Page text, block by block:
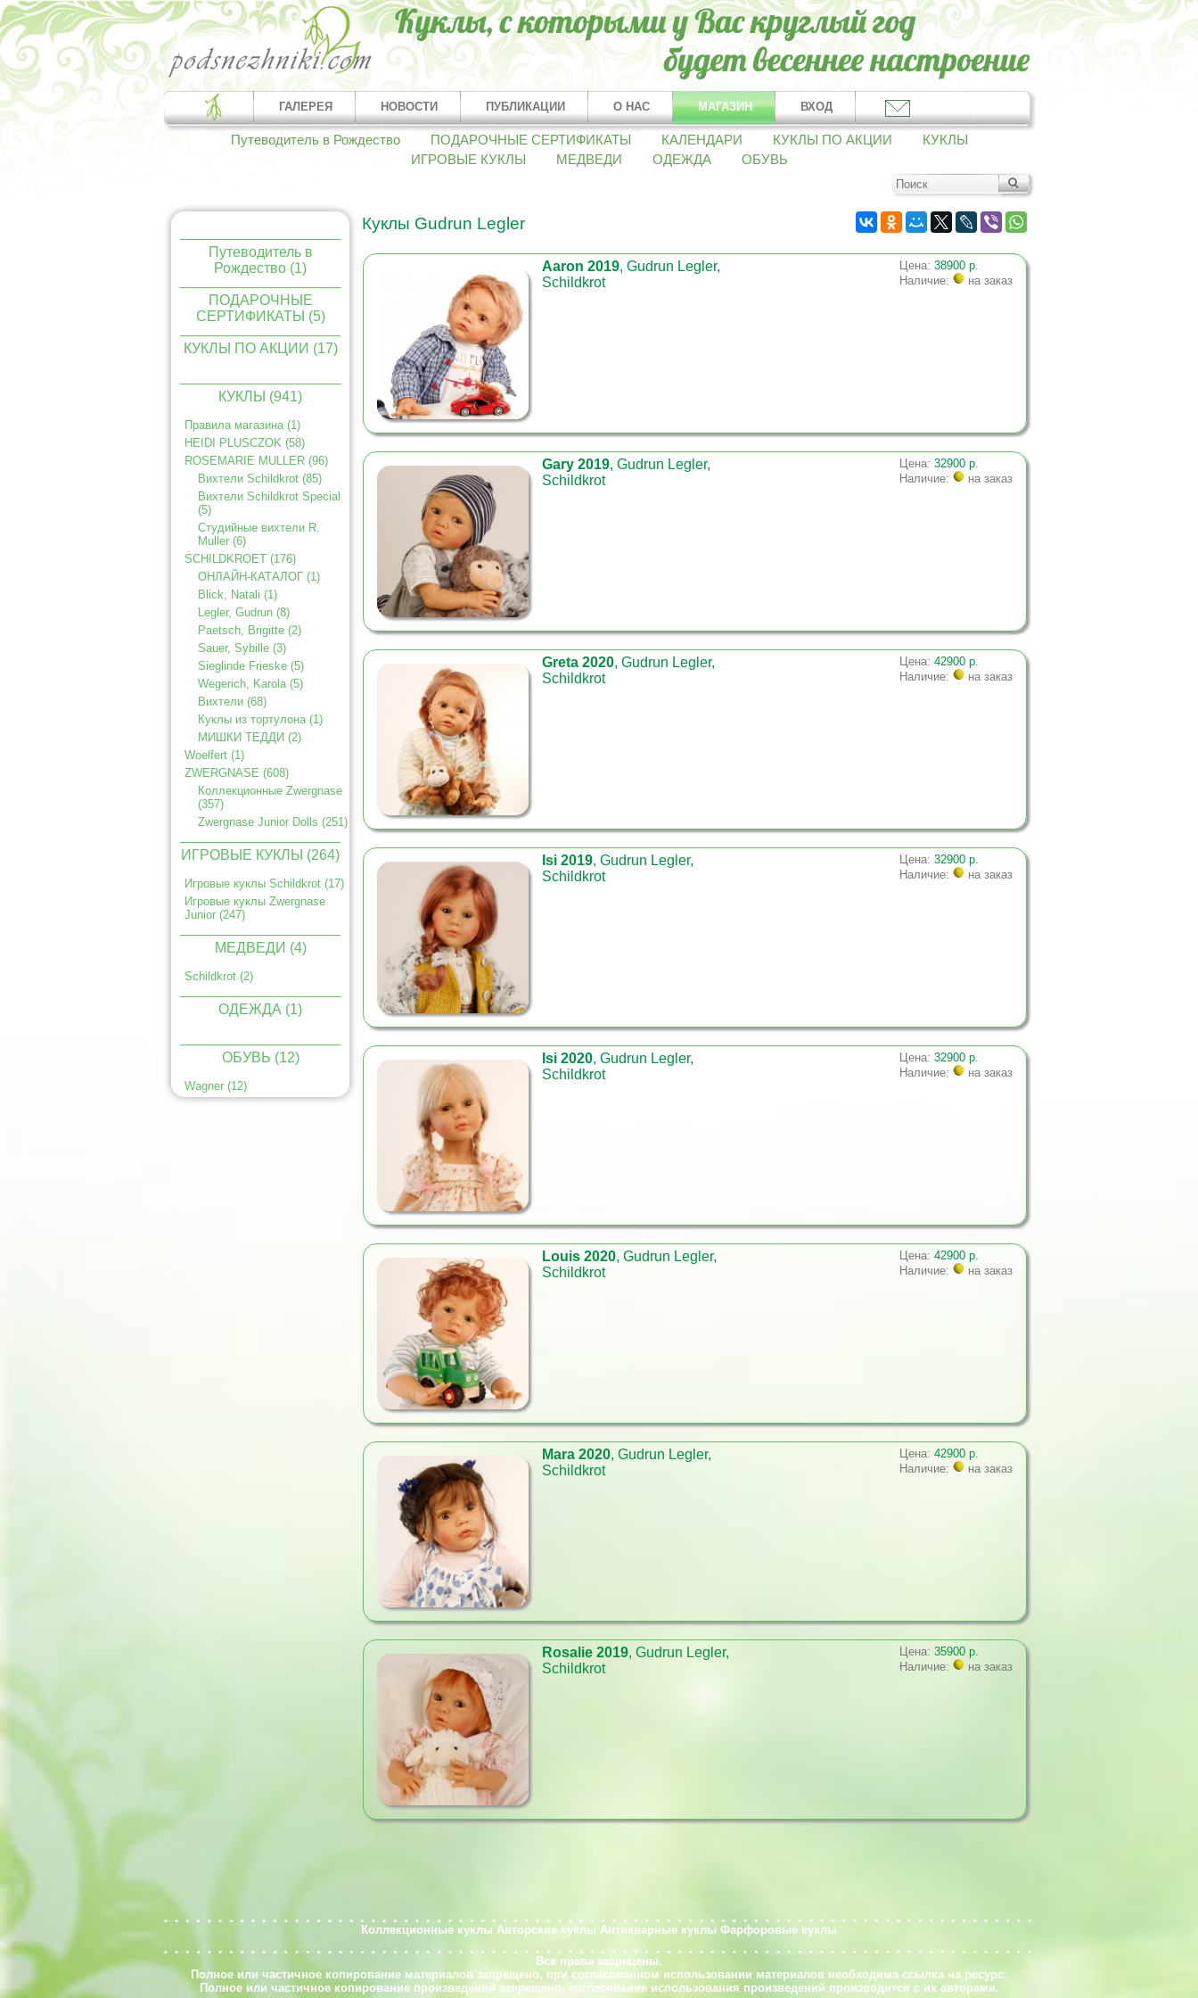
ГАЛЕРЕЯ НОВОСТИ ПУБЛИКАЦИИ О НАС МАГАЗИН ВХОД
Путеводитель в Рождество ПОДАРОЧНЫЕ СЕРТИФИКАТЫ КАЛЕНДАРИ КУКЛЫ ПО АКЦИИ
КУКЛЫ
ИГРОВЫЕ КУКЛЫ
МЕДВЕДИ ОДЕЖДА ОБУВЬ
Путеводитель в
Рождество (1)
ПОДАРОЧНЫЕ
СЕРТИФИКАТЫ (5)
КУКЛЫ ПО АКЦИИ (17)
КУКЛЫ (941)
Правила магазина (1)
HEIDI PLUSCZOK (58)
ROSEMARIE MULLER (96)
Вихтели Schildkrot (85)
Вихтели Schildkrot Special
(5)
Студийные вихтели R.
Muller (6)
SCHILDKROET (176)
ОНЛАЙН-КАТАЛОГ (1)
Blick, Natali (1)
Legler, Gudrun (8)
Paetsch, Brigitte (2)
Sauer, Sybille (3)
Sieglinde Frieske (5)
Wegerich, Karola (5)
Вихтели (68)
Куклы из тортулона (1)
МИШКИ ТЕДДИ (2)
Woelfert (1)
ZWERGNASE (608)
Коллекционные Zwergnase
(357)
Zwergnase Junior Dolls (251)
ИГРОВЫЕ КУКЛЫ (264)
Игровые куклы Schildkrot (17)
Игровые куклы Zwergnase
Junior (247)
МЕДВЕДИ (4)
Schildkrot (2)
ОДЕЖДА (1)
ОБУВЬ (12)
Wagner (12)
Куклы Gudrun Legler
Aaron 2019, Gudrun Legler,
Schildkrot
Цена: 38900 р.
Наличие:
на заказ
Gary 2019, Gudrun Legler,
Schildkrot
Цена: 32900 р.
Наличие:
на заказ
Greta 2020, Gudrun Legler,
Schildkrot
Цена: 42900 р.
Наличие:
на заказ
Isi 2019, Gudrun Legler,
Schildkrot
Цена: 32900 р.
Наличие:
на заказ
Isi 2020, Gudrun Legler,
Schildkrot
Цена: 32900 р.
Наличие:
на заказ
Louis 2020, Gudrun Legler,
Schildkrot
Цена: 42900 р.
Наличие:
на заказ
Mara 2020, Gudrun Legler,
Schildkrot
Цена: 42900 р.
Наличие:
на заказ
Rosalie 2019, Gudrun Legler,
Schildkrot
Цена: 35900 р.
Наличие:
на заказ
Коллекционные куклы Авторские куклы Антикварные куклы Фарфоровые куклы
Все права защищены.
Полное или частичное копирование материалов запрещено, при согласованном использовании материалов необходима ссылка на ресурс.
Полное или частичное копирование произведений запрещено, согласование использования произведений производится с их авторами.